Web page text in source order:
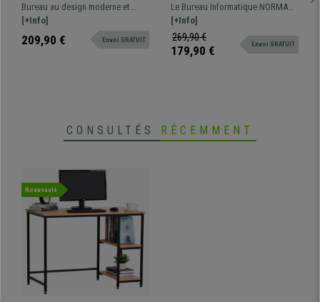
Design Contemporain, Bois
Blanc
Bureau au design moderne et
actuel, rangements, 3
combinaisons possibles
[+Info]
209,90 € Envoi GRATUIT
NORMAN 100x60x72 cm,
avec Étagère, en Bois et
Métal, aspect Marbre Blanc
Le Bureau Informatique NORMAN
présente un Design moderne,
simple et fonctionnel.
[+Info]
269,90 €
179,90 € Envoi GRATUIT
CONSULTÉS RÉCEMMENT
Nouveauté